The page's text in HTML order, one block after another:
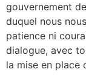
gouvernement
duquel nous
patience ni
dialogue, avec
la mise en place